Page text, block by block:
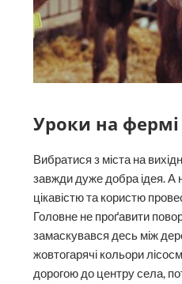
Уроки на фермі
Вибратися з міста на
завжди дуже добра ідея.
цікавістю та користю
Головне не проґавити
замаскувався десь між
жовтогарячі кольори
дорогою до центру села,